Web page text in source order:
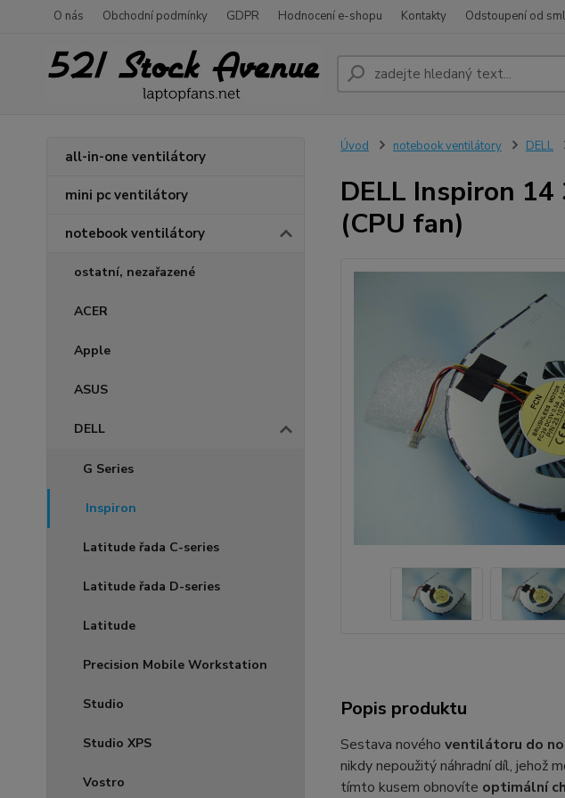
O nás Obchodní podmínky GDPR Hodnocení e-shopu Kontakty Odstoupení od
all-in-one ventilátory
mini pc ventilátory
notebook ventilátory
ostatní, nezařazené
ACER
Apple
ASUS
DELL
G Series
Inspiron
Latitude řada C-series
Latitude řada D-series
Latitude
Precision Mobile Workstation
Studio
Studio XPS
Vostro
Úvod notebook ventilátory DELL
DELL Inspiron
(CPU fan)
Popis produktu
Sestava nového ventilátoru do
nikdy nepoužitý náhradní díl, jehož
tímto kusem obnovíte optimální